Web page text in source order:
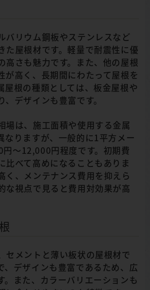
バリウム鋼板やステンレスなど
た屋根材です。軽量で耐震性に優
高さも魅力です。また、他の屋根
が高く、長期間にわたって屋根を
屋根の種類としては、板金屋根や
デザインも豊富です。
場は、施工面積や使用する金属
なりますが、一般的に1平方メー
円～12,000円程度です。初期費
比べて高めになることもありま
く、メンテナンス費用を抑えら
な視点で見ると費用対効果が高
セメントと薄い板状の屋根材で
、デザインも豊富であるため、広
。また、カラーバリエーションも